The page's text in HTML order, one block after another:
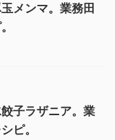
メンマ。業務田
餃子ラザニア。業
ピ。